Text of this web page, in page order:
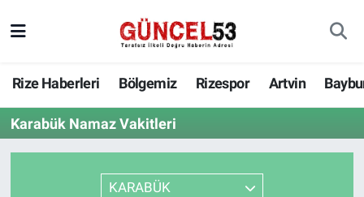
Rize Haberleri Bölgemiz Rizespor Artvin
Karabük Namaz Vakitleri
KARABÜK